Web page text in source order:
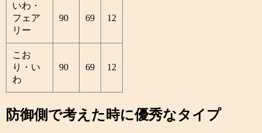
いわ・
フェア
リー
90 69 12
こお
り・い
わ
90 69 12
防御側で考えた時に優秀なタイプ